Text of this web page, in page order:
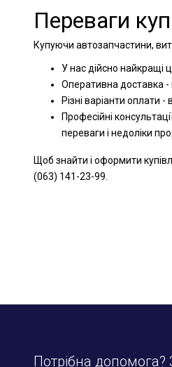
Переваги
Купуючи автозапчастини,
У нас дійсно найкращі
Оперативна доставка -
Різні варіанти оплати
Професійні
переваги і недоліки
Щоб знайти і оформити
(063) 141-23-99.
Потрібна